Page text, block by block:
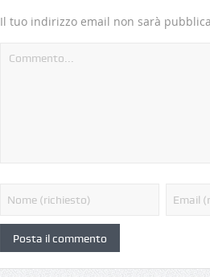
Il tuo indirizzo email non sarà